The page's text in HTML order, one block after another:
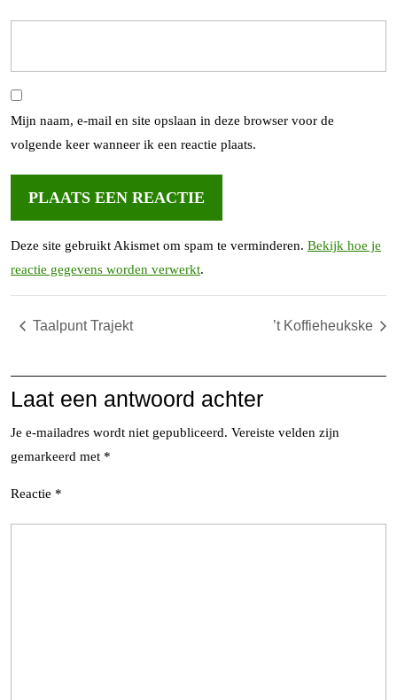
Mijn naam, e-mail en site opslaan in deze browser voor de
volgende keer wanneer ik een reactie plaats.
Deze site gebruikt Akismet om spam te verminderen. Bekijk hoe je
reactie gegevens worden verwerkt.
Taalpunt Trajekt ’t Koffieheukske
Laat een antwoord achter
Je e-mailadres wordt niet gepubliceerd. Vereiste velden zijn
gemarkeerd met *
Reactie *